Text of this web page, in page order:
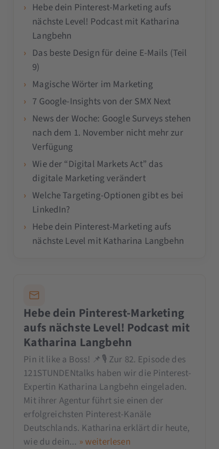
Hebe dein Pinterest-Marketing aufs
nächste Level! Podcast mit Katharina
Langbehn
Das beste Design für deine E-Mails (Teil
9)
Magische Wörter im Marketing
7 Google-Insights von der SMX Next
News der Woche: Google Surveys stehen
nach dem 1. November nicht mehr zur
Verfügung
Wie der “Digital Markets Act” das
digitale Marketing verändert
Welche Targeting-Optionen gibt es bei
LinkedIn?
Hebe dein Pinterest-Marketing aufs
nächste Level mit Katharina Langbehn
Hebe dein Pinterest-Marketing
aufs nächste Level! Podcast mit
Katharina Langbehn
Pin it like a Boss! 📌🎙 Zur 82. Episode des
121STUNDENtalks haben wir die Pinterest-
Expertin Katharina Langbehn eingeladen.
Mit ihrer Agentur führt sie einen der
erfolgreichsten Pinterest-Kanäle
Deutschlands. Katharina erklärt dir heute,
wie du dein... » weiterlesen